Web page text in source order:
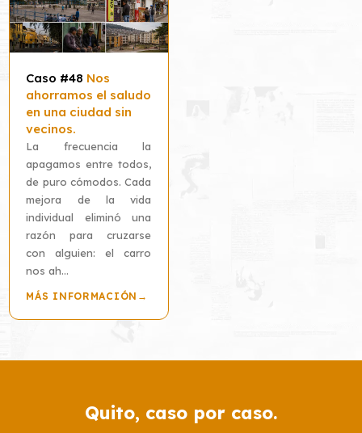
Caso #48 Nos
ahorramos el saludo
en una ciudad sin
vecinos.
La frecuencia la
apagamos entre todos,
de puro cómodos. Cada
mejora de la vida
individual eliminó una
razón para cruzarse
con alguien: el carro
nos ah...
MÁS INFORMACIÓN →
Quito, caso por caso.